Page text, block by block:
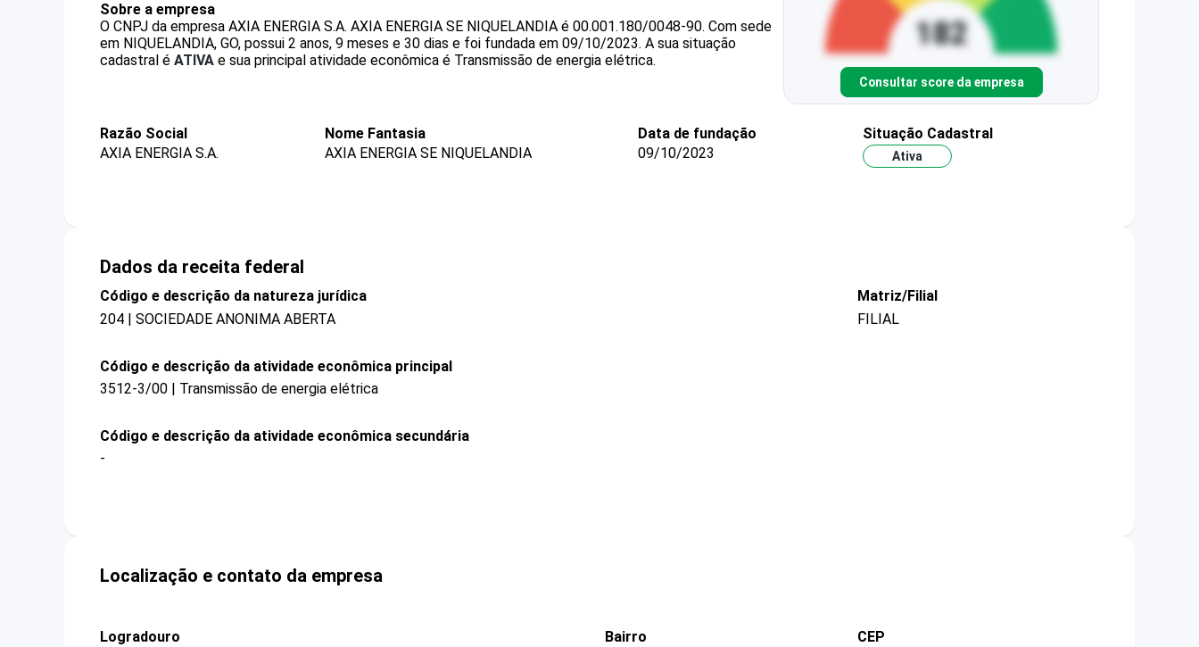
Sobre a empresa
O CNPJ da empresa AXIA ENERGIA S.A. AXIA ENERGIA SE NIQUELANDIA é 00.001.180/0048-90. Com sede
em NIQUELANDIA, GO, possui 2 anos, 9 meses e 30 dias e foi fundada em 09/10/2023. A sua situação
cadastral é ATIVA e sua principal atividade econômica é Transmissão de energia elétrica.
Consultar score da empresa
Razão Social
AXIA ENERGIA S.A.
Nome Fantasia
AXIA ENERGIA SE NIQUELANDIA
Data de fundação
09/10/2023
Situação Cadastral
Ativa
Dados da receita federal
Código e descrição da natureza jurídica
204 | SOCIEDADE ANONIMA ABERTA
Matriz/Filial
FILIAL
Código e descrição da atividade econômica principal
3512-3/00 | Transmissão de energia elétrica
Código e descrição da atividade econômica secundária
-
Localização e contato da empresa
Logradouro
Bairro
CEP